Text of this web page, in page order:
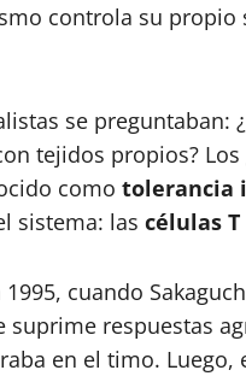
controla su propio
se
tejidos propios?
como tolerancia
sistema: las células
cuando
suprime respuestas
en el timo.